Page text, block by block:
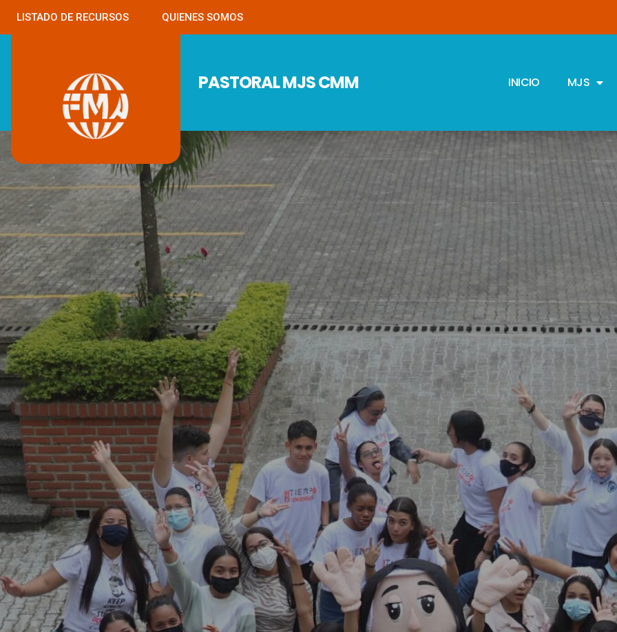
LISTADO DE RECURSOS QUIENES SOMOS
PASTORAL MJS CMM INICIO MJS